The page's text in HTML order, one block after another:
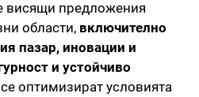
висящи предложения
области, включително
пазар, иновации и
и устойчиво
оптимизират условията